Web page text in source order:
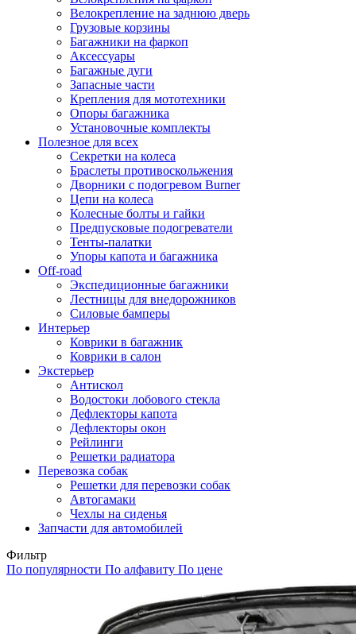
Велокрепление на заднюю дверь
Грузовые корзины
Багажники на фаркоп
Аксессуары
Багажные дуги
Запасные части
Крепления для мототехники
Опоры багажника
Установочные комплекты
Полезное для всех
Секретки на колеса
Браслеты противоскольжения
Дворники с подогревом Burner
Цепи на колеса
Колесные болты и гайки
Предпусковые подогреватели
Тенты-палатки
Упоры капота и багажника
Off-road
Экспедиционные багажники
Лестницы для внедорожников
Силовые бамперы
Интерьер
Коврики в багажник
Коврики в салон
Экстерьер
Антискол
Водостоки лобового стекла
Дефлекторы капота
Дефлекторы окон
Рейлинги
Решетки радиатора
Перевозка собак
Решетки для перевозки собак
Автогамаки
Чехлы на сиденья
Запчасти для автомобилей
Фильтр
По популярности По алфавиту По цене